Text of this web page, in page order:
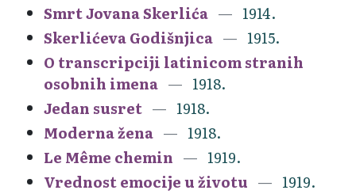
Smrt Jovana Skerlića
1914.
Skerlićeva Godišnjica
1915.
O transcripciji latinicom stranih
osobnih imena
1918.
Jedan susret
1918.
Moderna žena
1918.
Le Même chemin
1919.
Vrednost emocije u životu
1919.